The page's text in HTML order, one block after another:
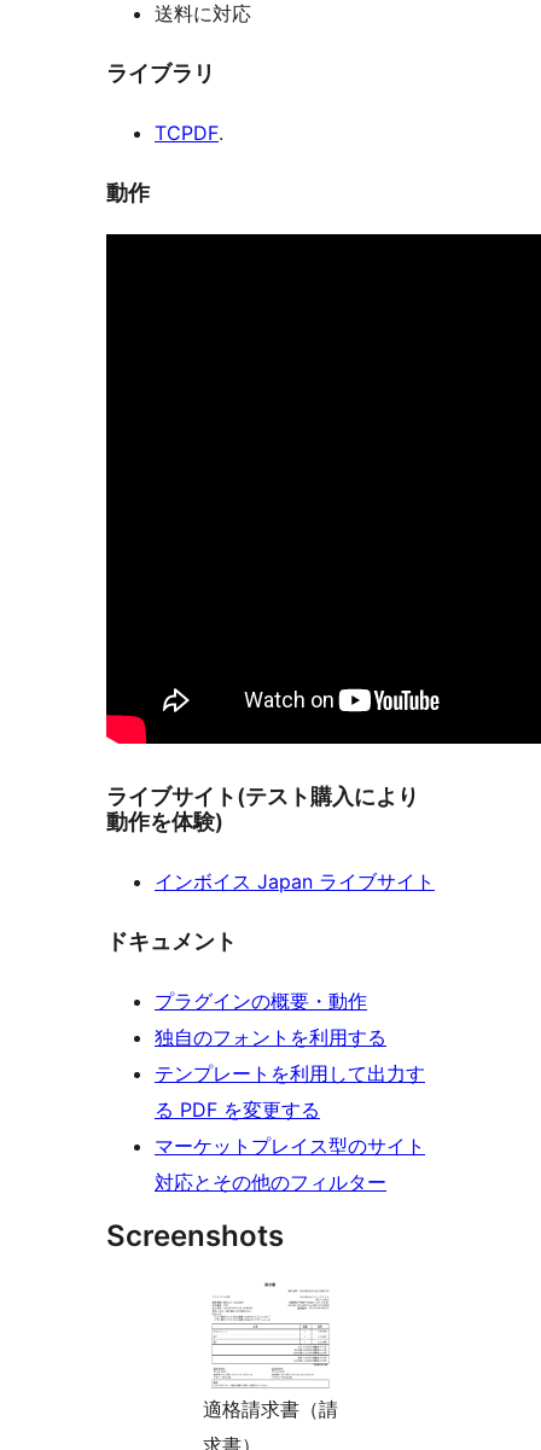
送料に対応
ライブラリ
TCPDF.
動作
ライブサイト(テスト購入により
動作を体験)
インボイス Japan ライブサイト
ドキュメント
プラグインの概要・動作
独自のフォントを利用する
テンプレートを利用して出力す
る PDF を変更する
マーケットプレイス型のサイト
対応とその他のフィルター
Screenshots
適格請求書（請
求書）